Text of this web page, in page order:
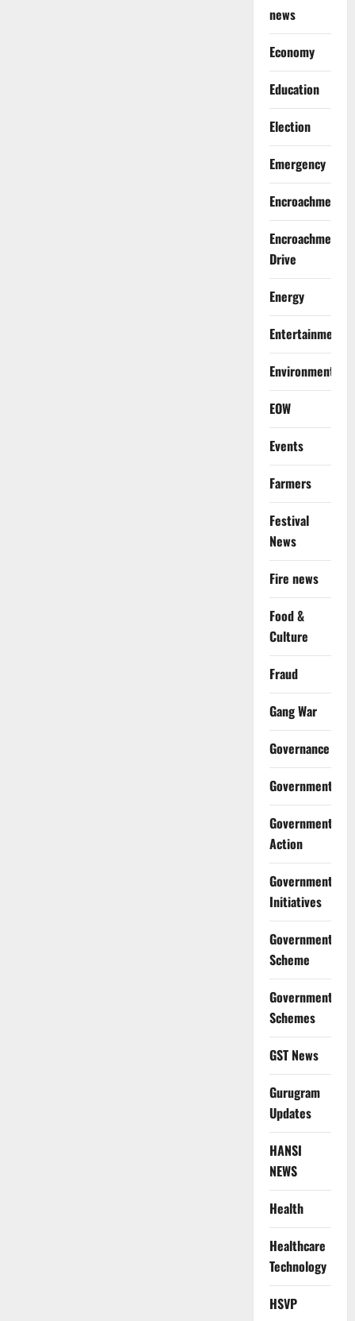
news
Economy
Education
Election
Emergency
Encroachment
Encroachment
Drive
Energy
Entertainment
Environment
EOW
Events
Farmers
Festival
News
Fire news
Food &
Culture
Fraud
Gang War
Governance
Government
Government
Action
Government
Initiatives
Government
Scheme
Government
Schemes
GST News
Gurugram
Updates
HANSI
NEWS
Health
Healthcare
Technology
HSVP